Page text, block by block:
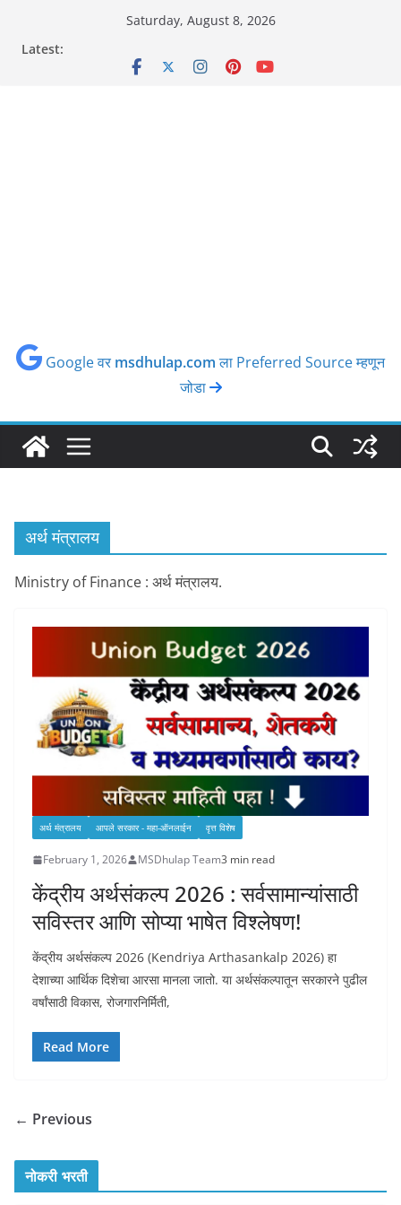
Saturday, August 8, 2026
Latest:
Google वर msdhulap.comला Preferred Source म्हणून
जोडा
अर्थ मंत्रालय
Ministry of Finance : अर्थ मंत्रालय.
अर्थ मंत्रालय आपले सरकार - महा-ऑनलाईन वृत्त विशेष
February 1, 2026 MSDhulap Team3 min read
केंद्रीय अर्थसंकल्प 2026 : सर्वसामान्यांसाठी
सविस्तर आणि सोप्या भाषेत विश्लेषण!
केंद्रीय अर्थसंकल्प 2026 (Kendriya Arthasankalp 2026) हा
देशाच्या आर्थिक दिशेचा आरसा मानला जातो. या अर्थसंकल्पातून सरकारने पुढील
वर्षांसाठी विकास, रोजगारनिर्मिती,
Read More
← Previous
नोकरी भरती